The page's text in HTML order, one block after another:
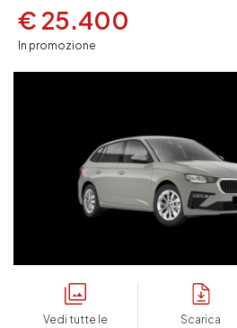
€ 25.400
In promozione
Vedi tutte le
Scarica